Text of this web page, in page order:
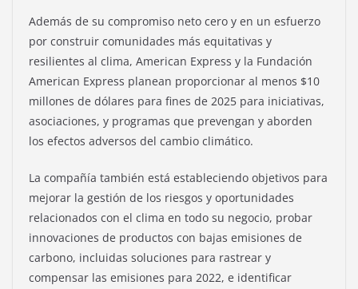
Además de su compromiso neto cero y en un esfuerzo
por construir comunidades más equitativas y
resilientes al clima, American Express y la Fundación
American Express planean proporcionar al menos $10
millones de dólares para fines de 2025 para iniciativas,
asociaciones, y programas que prevengan y aborden
los efectos adversos del cambio climático.
La compañía también está estableciendo objetivos para
mejorar la gestión de los riesgos y oportunidades
relacionados con el clima en todo su negocio, probar
innovaciones de productos con bajas emisiones de
carbono, incluidas soluciones para rastrear y
compensar las emisiones para 2022, e identificar